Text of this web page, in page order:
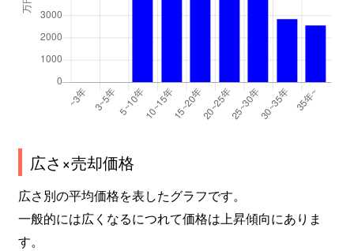
広さ×売却価格
広さ別の平均価格を表したグラフです。
一般的には広くなるにつれて価格は上昇傾向にありま
す。